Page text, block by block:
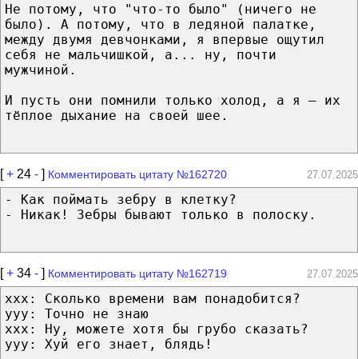
Не потому, что "что-то было" (ничего не
было). А потому, что в ледяной палатке,
между двумя девчонками, я впервые ощутил
себя не мальчишкой, а... ну, почти
мужчиной.
И пусть они помнили только холод, а я — их
тёплое дыхание на своей шее.
[+ 24 - ] Комментировать цитату №162720 27.07.2025
- Как поймать зебру в клетку?
- Никак! Зебры бывают только в полоску.
[+ 34 - ] Комментировать цитату №162719 27.07.2025
xxx: Сколько времени вам понадобится?
yyy: Точно не знаю
xxx: Ну, можете хотя бы грубо сказать?
yyy: Хуй его знает, блядь!